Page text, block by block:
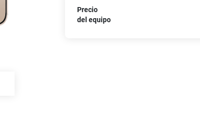
Paga solo
Precio
del equipo